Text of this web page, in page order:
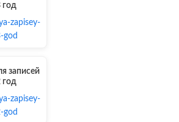
год
записей
год